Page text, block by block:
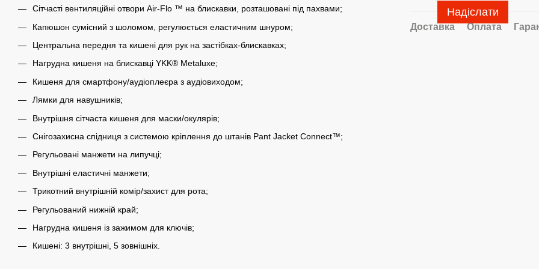
Сітчасті вентиляційні отвори Air-Flo ™ на блискавки, розташовані під пахвами;
Капюшон сумісний з шоломом, регулюється еластичним шнуром;
Центральна передня та кишені для рук на застібках-блискавках;
Нагрудна кишеня на блискавці YKK® Metaluxe;
Кишеня для смартфону/аудіоплеєра з аудіовиходом;
Лямки для навушників;
Внутрішня сітчаста кишеня для маски/окулярів;
Снігозахисна спідниця з системою кріплення до штанів Pant Jacket Connect™;
Регульовані манжети на липучці;
Внутрішні еластичні манжети;
Трикотний внутрішній комір/захист для рота;
Регульований нижній край;
Нагрудна кишеня із зажимом для ключів;
Кишені: 3 внутрішні, 5 зовнішніх.
Надіслати
Доставка Оплата